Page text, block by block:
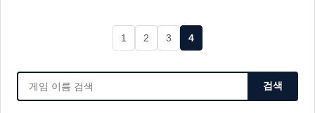
1 2 3 4
검색